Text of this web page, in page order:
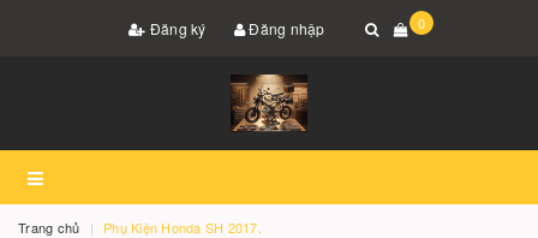
Đăng ký Đăng nhập 0
Trang chủ Phụ Kiện Honda SH 2017.